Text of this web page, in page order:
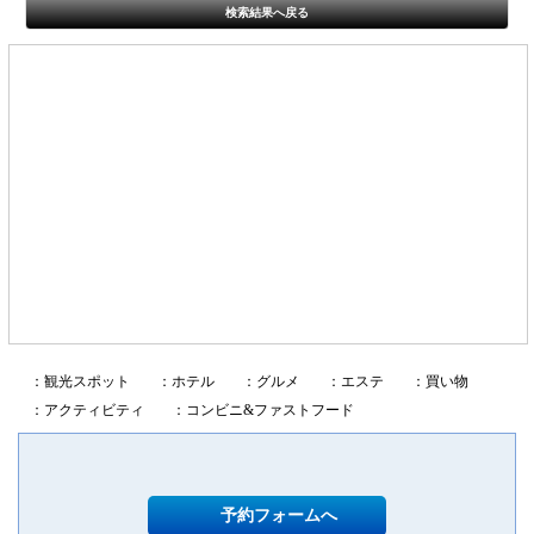
検索結果へ戻る
：観光スポット ：ホテル ：グルメ ：エステ
：買い物
：アクティビティ
：コンビニ&ファストフード
予約フォームへ